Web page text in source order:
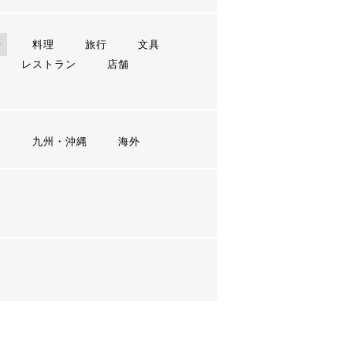
料理 旅行
文具
レストラン
店舗
九州・沖縄 海外